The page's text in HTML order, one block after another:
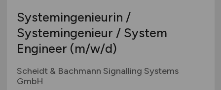
Systemingenieurin /
Systemingenieur / System
Engineer (m/w/d)
Scheidt & Bachmann Signalling Systems
GmbH